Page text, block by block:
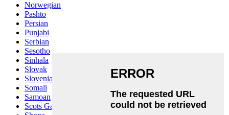
Norwegian
Pashto
Persian
Punjabi
Serbian
Sesotho
Sinhala
Slovak
Slovenian
Somali
Samoan
Scots Gaelic